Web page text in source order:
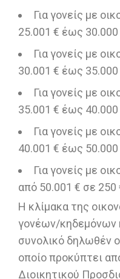
Για γονείς με
25.001 € έως
Για γονείς με
30.001 € έως
Για γονείς με
35.001 € έως
Για γονείς με
40.001 € έως
Για γονείς με
από 50.001 € σε 250
Η κλίμακα της
γονέων/κηδεμόνων
συνολικό δηλωθέν
οποίο προκύπτει
Διοικητικού